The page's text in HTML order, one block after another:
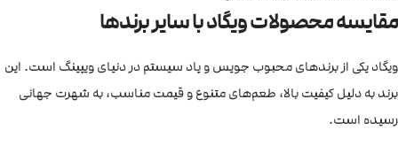
مقایسه محصولات ویگاد با سایر برندها
ویگاد یکی از برندهای محبوب جویس و پاد سیستم در دنیای ویپینگ است. این
برند به دلیل کیفیت بالا، طعم‌های متنوع و قیمت مناسب، به شهرت جهانی
رسیده است.